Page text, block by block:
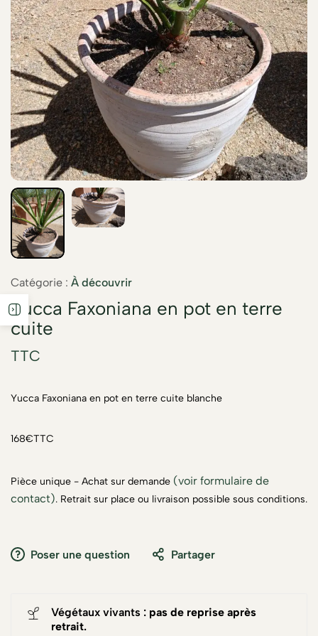
Catégorie : À découvrir
Yucca Faxoniana en pot en terre
cuite
TTC
Yucca Faxoniana en pot en terre cuite blanche
168€TTC
Pièce unique - Achat sur demande (voir formulaire de
contact). Retrait sur place ou livraison possible sous conditions.
Poser une question Partager
Végétaux vivants : pas de reprise après
retrait.